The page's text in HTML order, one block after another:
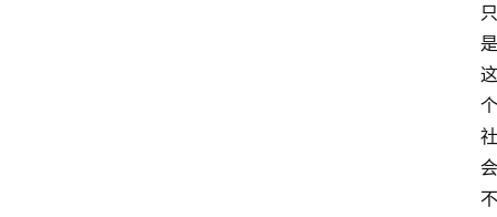
只
是
这
个
社
会
不